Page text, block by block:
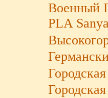
Военный
PLA